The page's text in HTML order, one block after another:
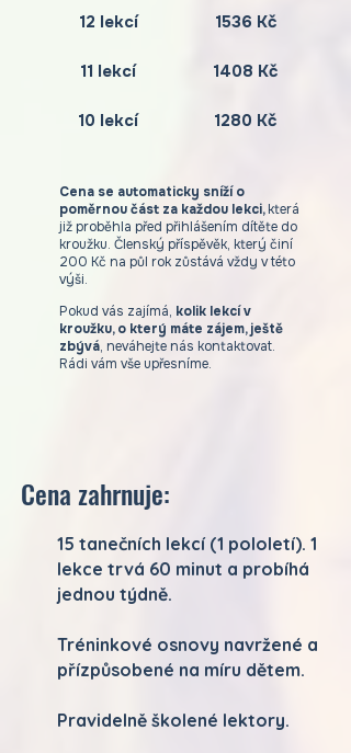
12 lekcí 1536 Kč
11 lekcí 1408 Kč
10 lekcí 1280 Kč
Cena se automaticky sníží o
poměrnou část za každou lekci,která
již proběhla před přihlášením dítěte do
kroužku. Členský příspěvěk, který činí
200 Kč na půl rok zůstává vždy v této
výši.
Pokud vás zajímá, kolik lekcí v
kroužku, o který máte zájem, ještě
zbývá, neváhejte nás kontaktovat.
Rádi vám vše upřesníme.
Cena zahrnuje:
15 tanečních lekcí (1 pololetí). 1
lekce trvá 60 minut a probíhá
jednou týdně.
Tréninkové osnovy navržené a
přízpůsobené na míru dětem.
Pravidelně školené lektory.​